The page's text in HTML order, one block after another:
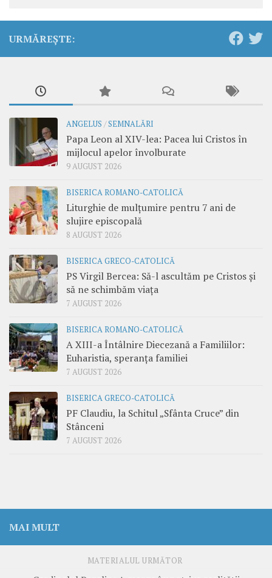
URMĂREȘTE:
ANGELUS /SEMNALĂRI
Papa Leon al XIV-lea: Pacea lui Cristos în
mijlocul apelor învolburate
9 AUGUST 2026
BISERICA ROMANO-CATOLICĂ
Liturghie de mulțumire pentru 7 ani de
slujire episcopală
8 AUGUST 2026
BISERICA GRECO-CATOLICĂ
PS Virgil Bercea: Să-l ascultăm pe Cristos și
să ne schimbăm viața
7 AUGUST 2026
BISERICA ROMANO-CATOLICĂ
A XIII-a Întâlnire Diecezană a Familiilor:
Euharistia, speranța familiei
7 AUGUST 2026
BISERICA GRECO-CATOLICĂ
PF Claudiu, la Schitul „Sfânta Cruce” din
Stânceni
7 AUGUST 2026
MAI MULT
MATERIALUL URMĂTOR